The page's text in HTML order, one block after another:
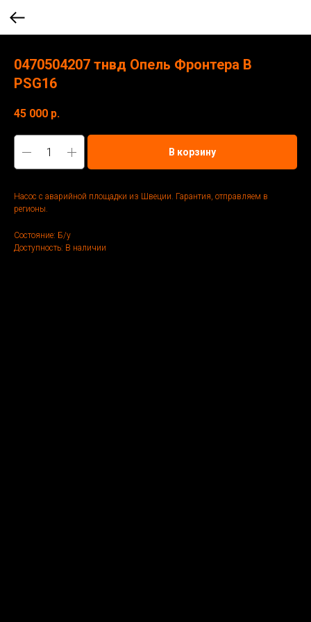
0470504207 тнвд Опель Фронтера В
PSG16
45 000 р.
В корзину
Насос с аварийной площадки из Швеции. Гарантия, отправляем в
регионы.
Состояние: Б/у
Доступность: В наличии